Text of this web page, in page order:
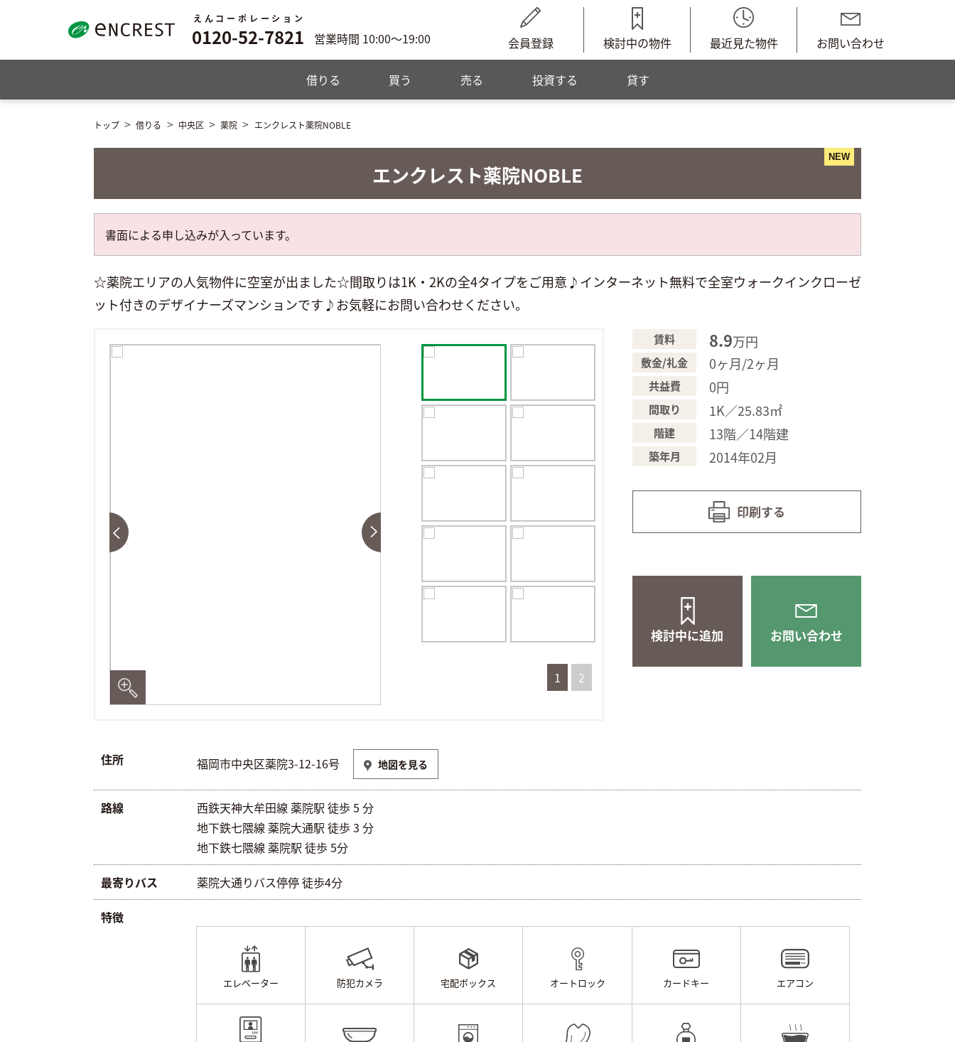
0120-52-7821
えんコーポレーション
営業時間 10:00～19:00 会員登録 検討中の物件 最近見た物件 お問い合わせ
借りる 買う 売る 投資する 貸す
トップ 借りる 中央区 薬院 エンクレスト薬院NOBLE
NEW
エンクレスト薬院NOBLE
書面による申し込みが入っています。
☆薬院エリアの人気物件に空室が出ました☆間取りは1K・2Kの全4タイプをご用意♪インターネット無料で全室ウォークインクローゼ
ット付きのデザイナーズマンションです♪お気軽にお問い合わせください。
1 2
賃料 8.9万円
敷金/礼金 0ヶ月/2ヶ月
共益費 0円
間取り 1K／25.83㎡
階建 13階／14階建
築年月 2014年02月
印刷する
検討中に追加 お問い合わせ
住所 福岡市中央区薬院3-12-16号 地図を見る
路線
西鉄天神大牟田線 薬院駅 徒歩 5 分
地下鉄七隈線 薬院大通駅 徒歩 3 分
地下鉄七隈線 薬院駅 徒歩 5分
最寄りバス 薬院大通りバス停停 徒歩4分
特徴
エレベーター 防犯カメラ 宅配ボックス オートロック カードキー エアコン